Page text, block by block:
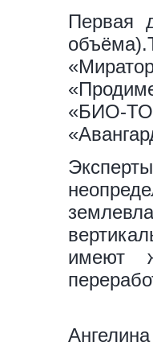
Первая
«БИО-
имеют